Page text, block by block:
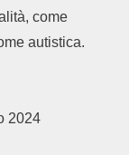
come
autistica.
2024